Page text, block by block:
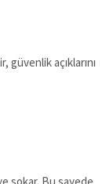
açıklarını